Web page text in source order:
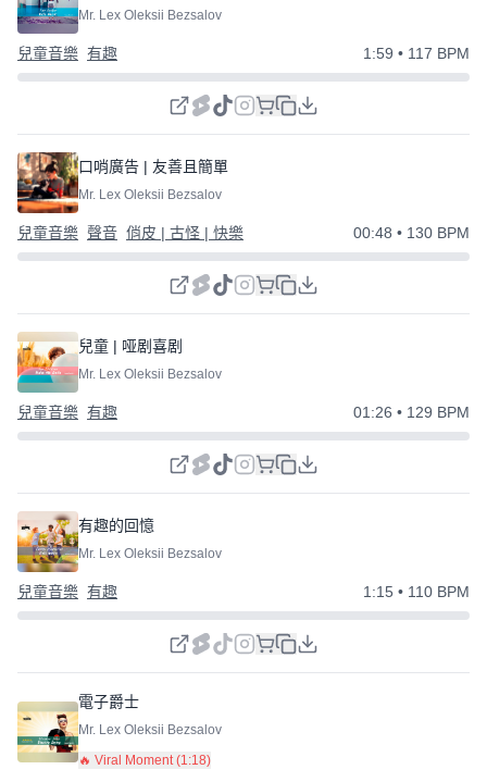
Mr. Lex Oleksii Bezsalov
兒童音樂 有趣 1:59 • 117 BPM
口哨廣告 | 友善且簡單
Mr. Lex Oleksii Bezsalov
兒童音樂 聲音 俏皮 | 古怪 | 快樂 00:48 • 130 BPM
兒童 | 哑剧喜剧
Mr. Lex Oleksii Bezsalov
兒童音樂 有趣 01:26 • 129 BPM
有趣的回憶
Mr. Lex Oleksii Bezsalov
兒童音樂 有趣 1:15 • 110 BPM
電子爵士
Mr. Lex Oleksii Bezsalov
🔥 Viral Moment (1:18)